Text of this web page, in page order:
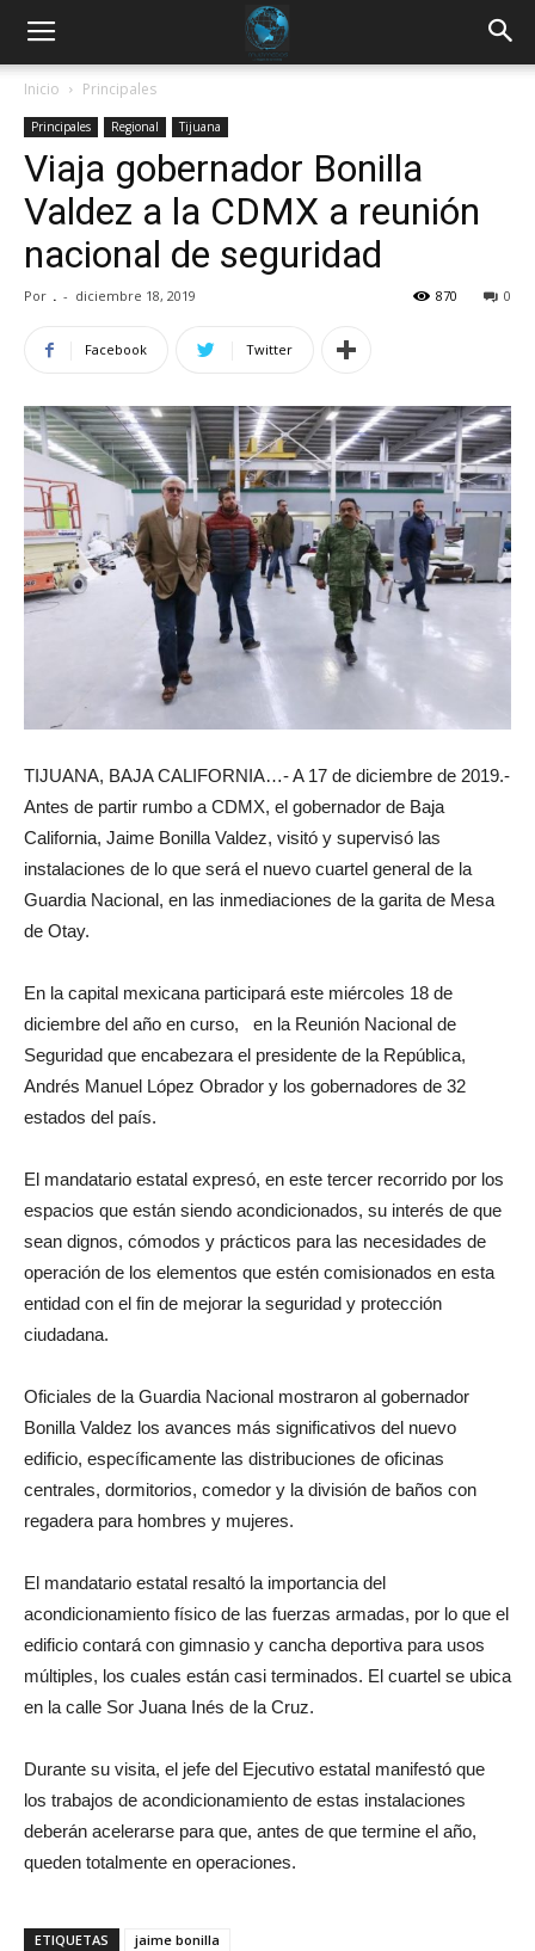
Inicio Principales
Principales Regional Tijuana
Viaja gobernador Bonilla
Valdez a la CDMX a reunión
nacional de seguridad
Por . - diciembre 18, 2019 0
870
Facebook Twitter
TIJUANA, BAJA CALIFORNIA…- A 17 de diciembre de 2019.-
Antes de partir rumbo a CDMX, el gobernador de Baja
California, Jaime Bonilla Valdez, visitó y supervisó las
instalaciones de lo que será el nuevo cuartel general de la
Guardia Nacional, en las inmediaciones de la garita de Mesa
de Otay.
En la capital mexicana participará este miércoles 18 de
diciembre del año en curso, en la Reunión Nacional de
Seguridad que encabezara el presidente de la República,
Andrés Manuel López Obrador y los gobernadores de 32
estados del país.
El mandatario estatal expresó, en este tercer recorrido por los
espacios que están siendo acondicionados, su interés de que
sean dignos, cómodos y prácticos para las necesidades de
operación de los elementos que estén comisionados en esta
entidad con el fin de mejorar la seguridad y protección
ciudadana.
Oficiales de la Guardia Nacional mostraron al gobernador
Bonilla Valdez los avances más significativos del nuevo
edificio, específicamente las distribuciones de oficinas
centrales, dormitorios, comedor y la división de baños con
regadera para hombres y mujeres.
El mandatario estatal resaltó la importancia del
acondicionamiento físico de las fuerzas armadas, por lo que el
edificio contará con gimnasio y cancha deportiva para usos
múltiples, los cuales están casi terminados. El cuartel se ubica
en la calle Sor Juana Inés de la Cruz.
Durante su visita, el jefe del Ejecutivo estatal manifestó que
los trabajos de acondicionamiento de estas instalaciones
deberán acelerarse para que, antes de que termine el año,
queden totalmente en operaciones.
ETIQUETAS jaime bonilla